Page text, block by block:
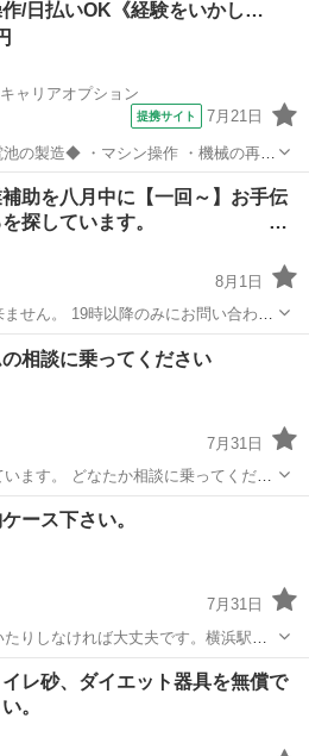
持.../日払いOK《経験をいかし…
ャリアオプション
提携サイト 7月21日
の製造◆ ・マシン操作 ・機械の再稼
事探しはコンシェ
助を八月中に【一回～】お手伝
るを探しています。 …
8月1日
せん。 19時以降のみにお問い合わせ
械で割る.乾燥棚に並べる.乾燥棚から
て/助けて
相談に乗ってください
7月31日
ます。 どなたか相談に乗ってくださ
については色々な場所を想定していま
手伝って/助けて
ース下さい。
7月31日
りしなければ大丈夫です。横浜駅付
とりがスムーズな方お願いいたしま
手伝って/助けて
レ砂、ダイエット器具を無償で
。